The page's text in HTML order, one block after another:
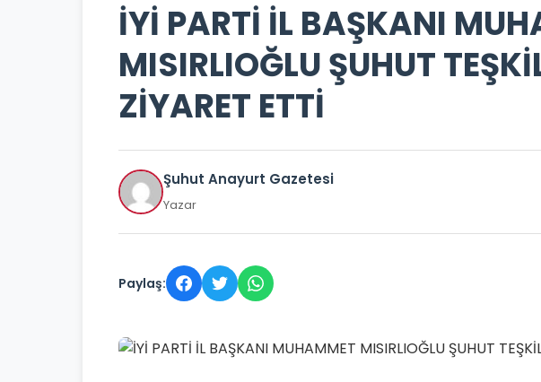
İYİ PARTİ İL BAŞKANI
MISIRLIOĞLU ŞUHUT
ZİYARET ETTİ
Şuhut Anayurt Gazetesi
Yazar
Paylaş: